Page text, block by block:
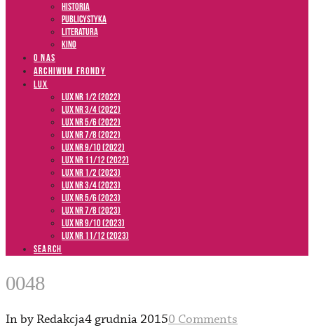
Historia
Publicystyka
Literatura
Kino
O NAS
ARCHIWUM FRONDY
LUX
LUX NR 1/2 (2022)
LUX NR 3/4 (2022)
LUX NR 5/6 (2022)
LUX NR 7/8 (2022)
LUX nr 9/10 (2022)
LUX NR 11/12 (2022)
LUX NR 1/2 (2023)
LUX NR 3/4 (2023)
LUX NR 5/6 (2023)
LUX NR 7/8 (2023)
LUX NR 9/10 (2023)
LUX NR 11/12 (2023)
SEARCH
0048
In by Redakcja4 grudnia 20150 Comments